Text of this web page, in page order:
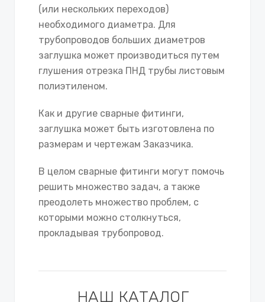
(или нескольких переходов)
необходимого диаметра. Для
трубопроводов больших диаметров
заглушка может производиться путем
глушения отрезка ПНД трубы листовым
полиэтиленом.
Как и другие сварные фитинги,
заглушка может быть изготовлена по
размерам и чертежам Заказчика.
В целом сварные фитинги могут помочь
решить множество задач, а также
преодолеть множество проблем, с
которыми можно столкнуться,
прокладывая трубопровод.
НАШ КАТАЛОГ